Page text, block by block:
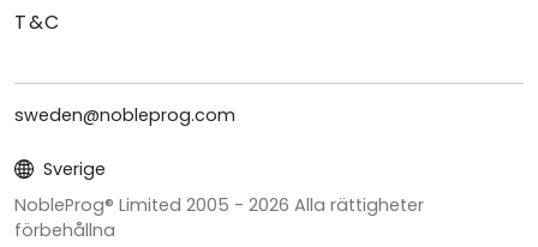
T&C
sweden@nobleprog.com
Sverige
NobleProg® Limited 2005 - 2026 Alla rättigheter
förbehållna